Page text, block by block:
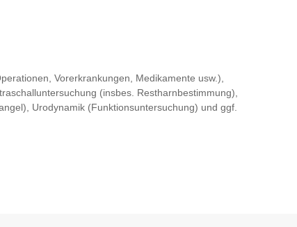
Vorerkrankungen, Medikamente usw.),
(insbes. Restharnbestimmung),
Urodynamik (Funktionsuntersuchung) und ggf.